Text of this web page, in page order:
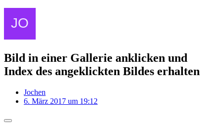
Bild in einer Gallerie anklicken und
Index des angeklickten Bildes erhalten
Jochen
6. März 2017 um 19:12